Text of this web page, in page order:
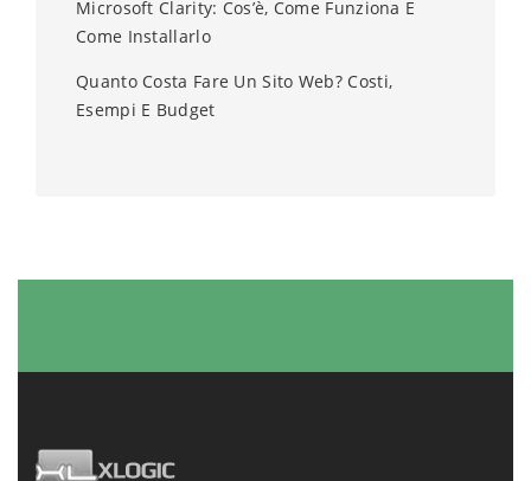
Microsoft Clarity: Cos’è, Come Funziona E
Come Installarlo
Quanto Costa Fare Un Sito Web? Costi,
Esempi E Budget